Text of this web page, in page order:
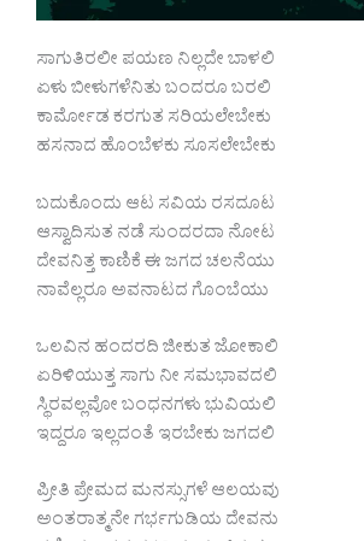
ಸಾಗುತಿರಲೀ ಪಯಣ ನಿಲ್ಲದೇ ಬಾಳಲಿ
ಏಳು ಬೀಳುಗಳೆನಿತು ಬಂದರೂ ಬರಲಿ
ಕಾರ್ಮೋಡ ಕರಗುತ ಸರಿಯಲೇಬೇಕು
ಹಸನಾದ ಹೊಂಬೆಳಕು ಸೂಸಲೇಬೇಕು
ಬದುಕೊಂದು ಆಟ ಸವಿಯ ರಸದೂಟ
ಆಸ್ವಾದಿಸುತ ನಡೆ ಸುಂದರದಾ ನೋಟ
ದೇವನಿತ್ತ ಕಾಣಿಕೆ ಈ ಜಗದ ಚಲನೆಯು
ನಾವೆಲ್ಲರೂ ಅವನಾಟದ ಗೊಂಬೆಯು
ಒಲವಿನ ಹಂದರದಿ ಜೀಕುತ ಜೋಕಾಲಿ
ಏರಿಳಿಯುತ್ತ ಸಾಗು ನೀ ಸಮಭಾವದಲಿ
ಸ್ಥಿರವಲ್ಲವೋ ಬಂಧನಗಳು ಭುವಿಯಲಿ
ಇದ್ದರೂ ಇಲ್ಲದಂತೆ ಇರಬೇಕು ಜಗದಲಿ
ಪ್ರೀತಿ ಪ್ರೇಮದ ಮನಸ್ಸುಗಳೆ ಆಲಯವು
ಅಂತರಾತ್ಮನೇ ಗರ್ಭಗುಡಿಯ ದೇವನು